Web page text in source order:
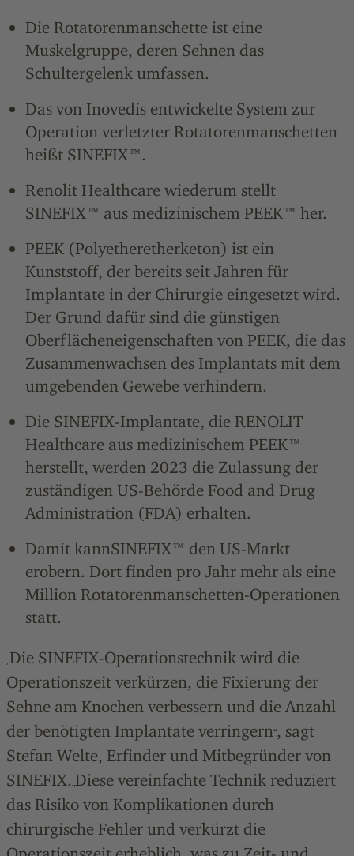
Die Rotatorenmanschette ist eine
Muskelgruppe, deren Sehnen das
Schultergelenk umfassen.
Das von Inovedis entwickelte System zur
Operation verletzter Rotatorenmanschetten
heißt SINEFIX™.
Renolit Healthcare wiederum stellt
SINEFIX™ aus medizinischem PEEK™ her.
PEEK (Polyetheretherketon) ist ein
Kunststoff, der bereits seit Jahren für
Implantate in der Chirurgie eingesetzt wird.
Der Grund dafür sind die günstigen
Oberflächeneigenschaften von PEEK, die das
Zusammenwachsen des Implantats mit dem
umgebenden Gewebe verhindern.
Die SINEFIX-Implantate, die RENOLIT
Healthcare aus medizinischem PEEK™
herstellt, werden 2023 die Zulassung der
zuständigen US-Behörde Food and Drug
Administration (FDA) erhalten.
Damit kannSINEFIX™ den US-Markt
erobern. Dort finden pro Jahr mehr als eine
Million Rotatorenmanschetten-Operationen
statt.
„Die SINEFIX-Operationstechnik wird die
Operationszeit verkürzen, die Fixierung der
Sehne am Knochen verbessern und die Anzahl
der benötigten Implantate verringern“, sagt
Stefan Welte, Erfinder und Mitbegründer von
SINEFIX.„Diese vereinfachte Technik reduziert
das Risiko von Komplikationen durch
chirurgische Fehler und verkürzt die